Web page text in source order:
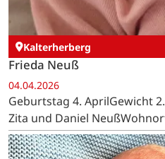
Kalterherberg
Frieda Neuß
04.04.2026
Geburtstag 4. AprilGewicht
Zita und Daniel